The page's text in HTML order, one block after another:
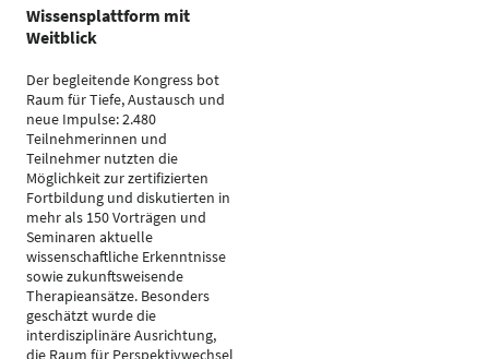
Wissensplattform mit
Weitblick
Der begleitende Kongress bot
Raum für Tiefe, Austausch und
neue Impulse: 2.480
Teilnehmerinnen und
Teilnehmer nutzten die
Möglichkeit zur zertifizierten
Fortbildung und diskutierten in
mehr als 150 Vorträgen und
Seminaren aktuelle
wissenschaftliche Erkenntnisse
sowie zukunftsweisende
Therapieansätze. Besonders
geschätzt wurde die
interdisziplinäre Ausrichtung,
die Raum für Perspektivwechsel